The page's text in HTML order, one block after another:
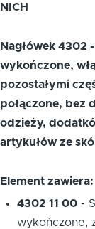
NICH
Nagłówek 4302
wykończone,
pozostałymi
połączone, bez
odzieży,
artykułów ze
Element zawiera:
4302 11 00 -
wykończone,